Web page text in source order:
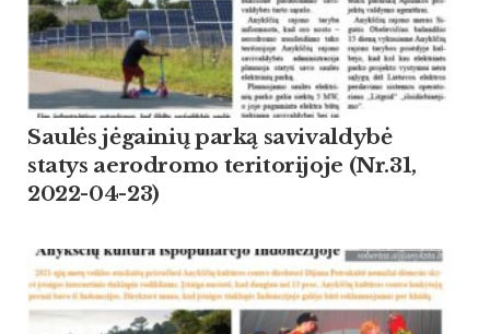
Saulės jėgainių parką savivaldybė
statys aerodromo teritorijoje (Nr.31,
2022-04-23)